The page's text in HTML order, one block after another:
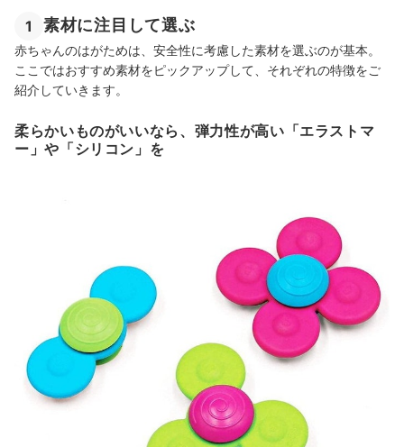
1 素材に注目して選ぶ
赤ちゃんのはがためは、安全性に考慮した素材を選ぶのが基本。
ここではおすすめ素材をピックアップして、それぞれの特徴をご
紹介していきます。
柔らかいものがいいなら、弾力性が高い「エラストマ
ー」や「シリコン」を